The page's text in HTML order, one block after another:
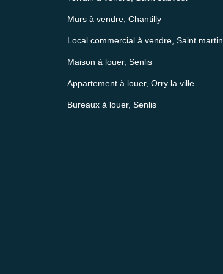
Murs à vendre, Chantilly
Local commercial à vendre, Saint martin
Maison à louer, Senlis
Appartement à louer, Orry la ville
Bureaux à louer, Senlis